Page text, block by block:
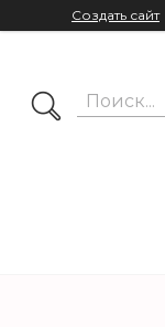
Создать сайт